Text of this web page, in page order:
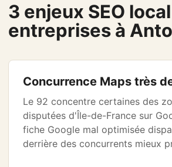
3 enjeux SEO
entreprises à
Concurrence Maps très
Le 92 concentre certaines des
disputées d'Île-de-France sur
fiche Google mal optimisée
derrière des concurrents mieux